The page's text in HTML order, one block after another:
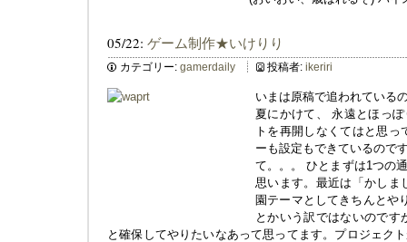
05/22: ゲーム制作★いけりり
カテゴリー: gamerdaily 投稿者: ikeriri
いまは原稿で追われている
夏にかけて、 永遠とほっ
トを再開しなくてはと思
ーも設定もできているので
て。。。 ひとまずは1つの
思います。最近は「かしま
園テーマとしてきちんとや
とかいう訳ではないので
と確保してやりたいなあって思ってます。プロジェク